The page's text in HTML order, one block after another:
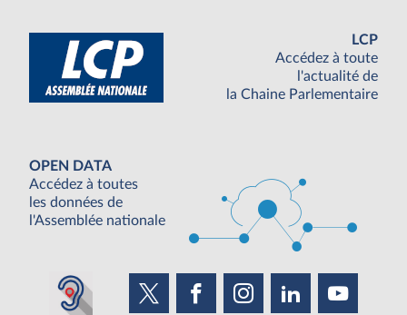
LCP
Accédez à toute
l'actualité de
la Chaine Parlementaire
OPEN DATA
Accédez à toutes
les données de
l'Assemblée nationale